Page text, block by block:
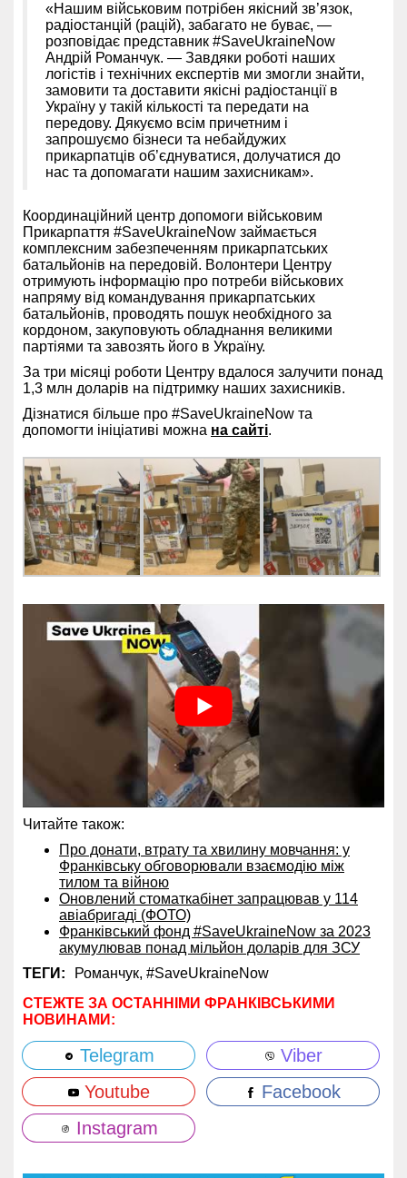
«Нашим військовим потрібен якісний зв’язок,
радіостанцій (рацій), забагато не буває, —
розповідає представник #SaveUkraineNow
Андрій Романчук. — Завдяки роботі наших
логістів і технічних експертів ми змогли знайти,
замовити та доставити якісні радіостанції в
Україну у такій кількості та передати на
передову. Дякуємо всім причетним і
запрошуємо бізнеси та небайдужих
прикарпатців об’єднуватися, долучатися до
нас та допомагати нашим захисникам».
Координаційний центр допомоги військовим
Прикарпаття #SaveUkraineNow займається
комплексним забезпеченням прикарпатських
батальйонів на передовій. Волонтери Центру
отримують інформацію про потреби військових
напряму від командування прикарпатських
батальйонів, проводять пошук необхідного за
кордоном, закуповують обладнання великими
партіями та завозять його в Україну.
За три місяці роботи Центру вдалося залучити понад
1,3 млн доларів на підтримку наших захисників.
Дізнатися більше про #SaveUkraineNow та
допомогти ініціативі можна на сайті.
Читайте також:
Про донати, втрату та хвилину мовчання: у
Франківську обговорювали взаємодію між
тилом та війною
Оновлений стоматкабінет запрацював у 114
авіабригаді (ФОТО)
Франківський фонд #SaveUkraineNow за 2023
акумулював понад мільйон доларів для ЗСУ
ТЕГИ:
Романчук, #SaveUkraineNow
СТЕЖТЕ ЗА ОСТАННІМИ ФРАНКІВСЬКИМИ
НОВИНАМИ:
Telegram
Viber
Youtube
Facebook
Instagram